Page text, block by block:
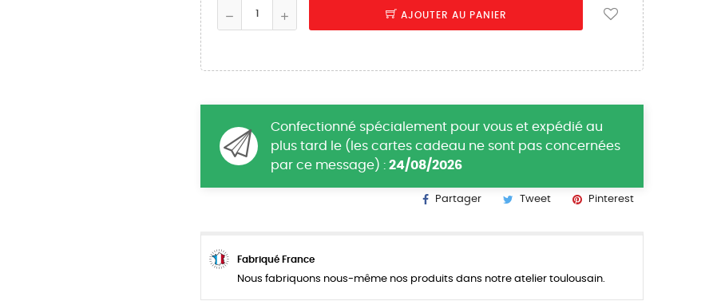
AJOUTER AU PANIER
Confectionné spécialement pour vous et expédié au
plus tard le (les cartes cadeau ne sont pas concernées
par ce message) : 24/08/2026
Partager Tweet Pinterest
Fabriqué France
Nous fabriquons nous-même nos produits dans notre atelier toulousain.